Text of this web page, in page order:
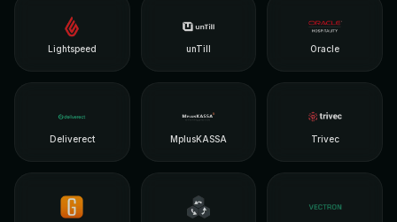
Lightspeed unTill Oracle
Deliverect MplusKASSA Trivec